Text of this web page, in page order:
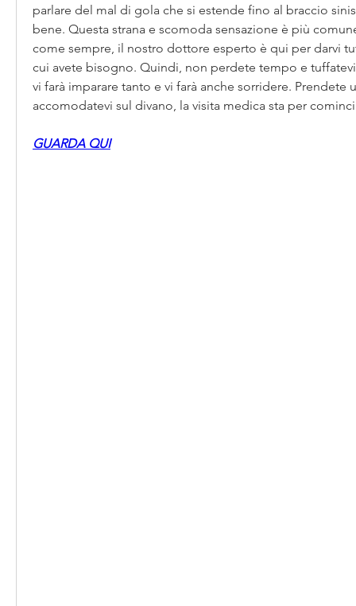
parlare del mal di gola che si estende fino al braccio
bene. Questa strana e scomoda sensazione è più
come sempre, il nostro dottore esperto è qui per darvi
cui avete bisogno. Quindi, non perdete tempo e
vi farà imparare tanto e vi farà anche sorridere. Prendete
accomodatevi sul divano, la visita medica sta per
GUARDA QUI